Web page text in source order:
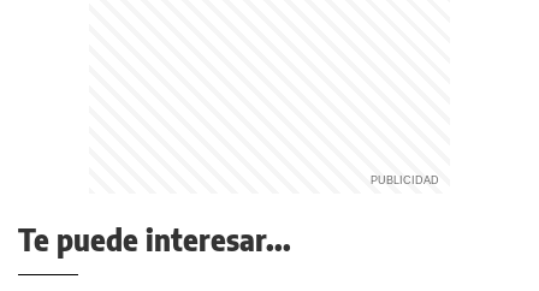
Te puede interesar...